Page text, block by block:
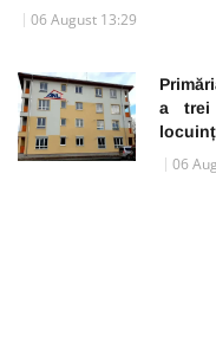
06 August 13:29
a trei
06